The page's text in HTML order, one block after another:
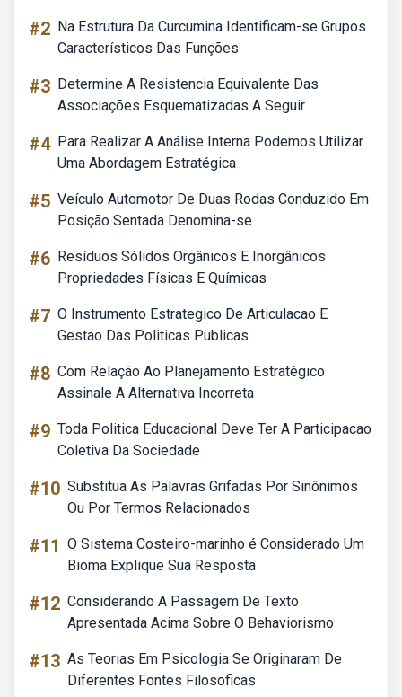
#2 Na Estrutura Da Curcumina Identificam-se Grupos
Característicos Das Funções
#3 Determine A Resistencia Equivalente Das
Associações Esquematizadas A Seguir
#4 Para Realizar A Análise Interna Podemos Utilizar
Uma Abordagem Estratégica
#5 Veículo Automotor De Duas Rodas Conduzido Em
Posição Sentada Denomina-se
#6 Resíduos Sólidos Orgânicos E Inorgânicos
Propriedades Físicas E Químicas
#7 O Instrumento Estrategico De Articulacao E
Gestao Das Politicas Publicas
#8 Com Relação Ao Planejamento Estratégico
Assinale A Alternativa Incorreta
#9 Toda Politica Educacional Deve Ter A Participacao
Coletiva Da Sociedade
#10 Substitua As Palavras Grifadas Por Sinônimos
Ou Por Termos Relacionados
#11 O Sistema Costeiro-marinho é Considerado Um
Bioma Explique Sua Resposta
#12 Considerando A Passagem De Texto
Apresentada Acima Sobre O Behaviorismo
#13 As Teorias Em Psicologia Se Originaram De
Diferentes Fontes Filosoficas